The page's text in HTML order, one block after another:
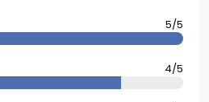
5/5
4/5